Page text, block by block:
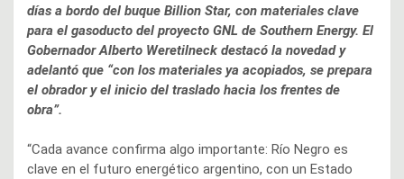
días a bordo del buque Billion Star, con materiales clave
para el gasoducto del proyecto GNL de Southern Energy. El
Gobernador Alberto Weretilneck destacó la novedad y
adelantó que “con los materiales ya acopiados, se prepara
el obrador y el inicio del traslado hacia los frentes de
obra”.
“Cada avance confirma algo importante: Río Negro es
clave en el futuro energético argentino, con un Estado